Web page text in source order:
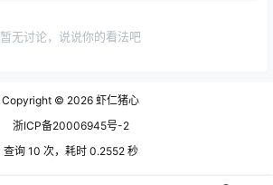
暂无讨论，说说你的看法吧
Copyright © 2026 虾仁猪心
浙ICP备20006945号-2
查询 10 次，耗时 0.2552 秒